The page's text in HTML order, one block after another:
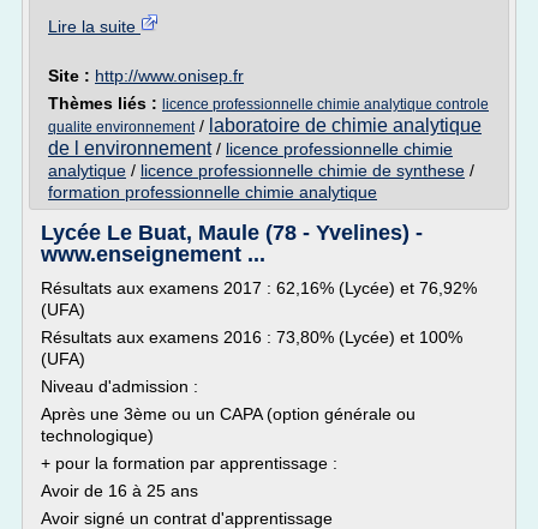
Lire la suite
Site : http://www.onisep.fr
Thèmes liés : licence professionnelle chimie analytique controle
qualite environnement/ laboratoire de chimie analytique
de l environnement/ licence professionnelle chimie
analytique / licence professionnelle chimie de synthese /
formation professionnelle chimie analytique
Lycée Le Buat, Maule (78 - Yvelines) -
www.enseignement ...
Résultats aux examens 2017 : 62,16% (Lycée) et 76,92%
(UFA)
Résultats aux examens 2016 : 73,80% (Lycée) et 100%
(UFA)
Niveau d'admission :
Après une 3ème ou un CAPA (option générale ou
technologique)
+ pour la formation par apprentissage :
Avoir de 16 à 25 ans
Avoir signé un contrat d'apprentissage